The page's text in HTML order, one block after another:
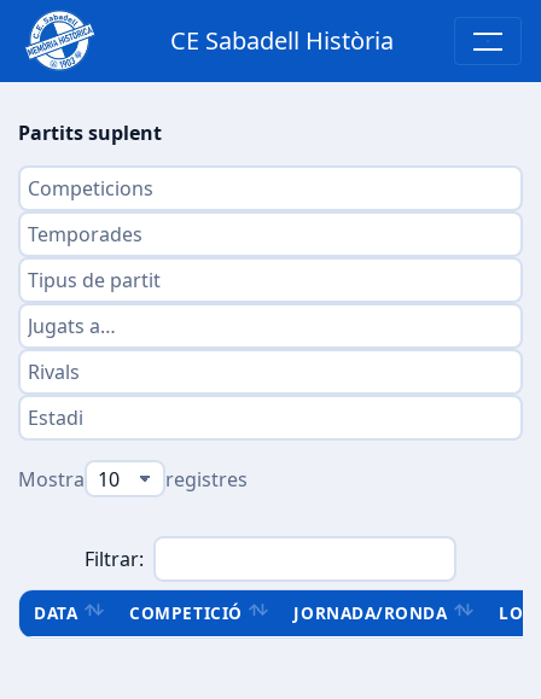
CE Sabadell Història
Partits suplent
Mostra registres
Filtrar:
DATA COMPETICIÓ JORNADA/RONDA